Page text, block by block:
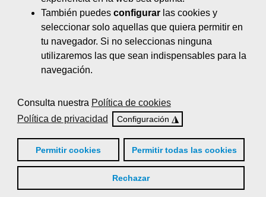
También puedes configurarlas cookies y
seleccionar solo aquellas que quiera permitir en
tu navegador. Si no seleccionas ninguna
utilizaremos las que sean indispensables para la
navegación.
Consulta nuestra Política de cookies
Política de privacidad
Configuración ◮
Permitir cookies Permitir todas las cookies
Rechazar
Duración: 20 horas
Estrategia y comunicación empresarial
Duración: 60 horas
Farmacología básica
Fidelización y retención de clientes
Financiación empresarial
: 48 horas